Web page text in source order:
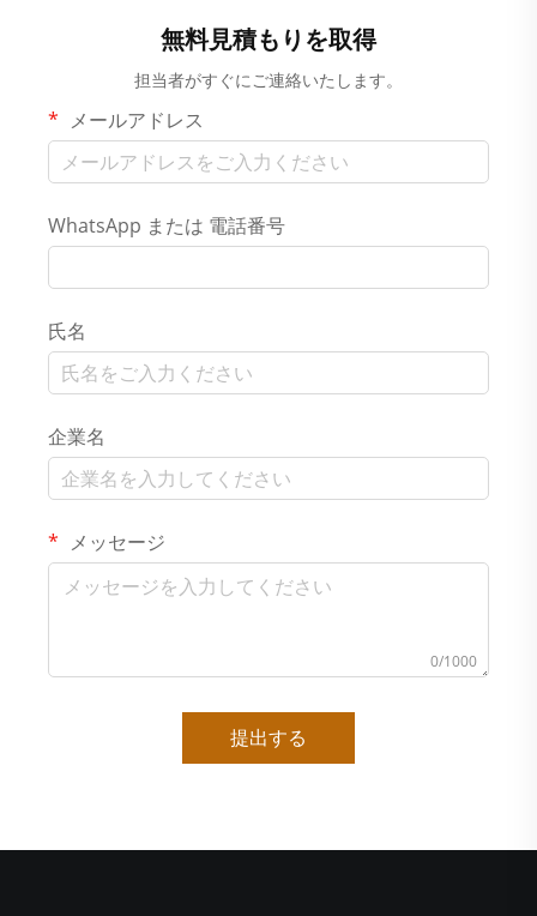
無料見積もりを取得
担当者がすぐにご連絡いたします。
メールアドレス
WhatsApp または 電話番号
氏名
企業名
メッセージ
0/1000
提出する